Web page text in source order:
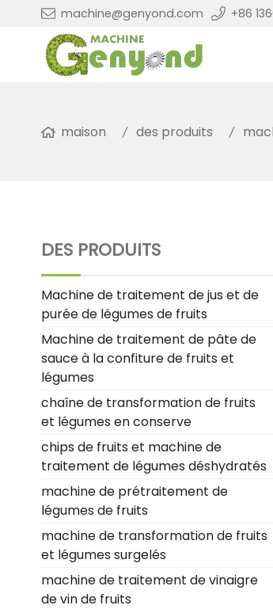
machine@genyond.com +86
maison des produits
DES PRODUITS
Machine de traitement de jus et de
purée de légumes de fruits
Machine de traitement de pâte de
sauce à la confiture de fruits et
légumes
chaîne de transformation de fruits
et légumes en conserve
chips de fruits et machine de
traitement de légumes déshydratés
machine de prétraitement de
légumes de fruits
machine de transformation de fruits
et légumes surgelés
machine de traitement de vinaigre
de vin de fruits